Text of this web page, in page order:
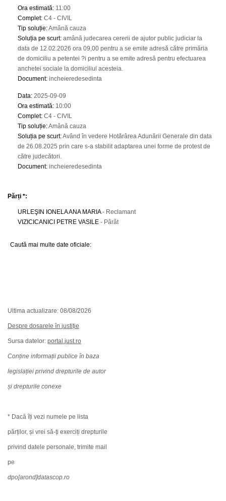
Ora estimată: 11:00
Complet: C4 - CIVIL
Tip soluție:Amână cauza
Soluția pe scurt: amână judecarea cererii de ajutor public judiciar la
data de 12.02.2026 ora 09,00 pentru a se emite adresă către primăria
de domiciliu a petentei ?i pentru a se emite adresă pentru efectuarea
anchetei sociale la domiciliul acesteia.
Document: incheieredesedinta
Data: 2025-09-09
Ora estimată: 10:00
Complet: C4 - CIVIL
Tip soluție:Amână cauza
Soluția pe scurt:Având în vedere Hotărârea Adunării Generale din data
de 26.08.2025 prin care s-a stabilit adaptarea unei forme de protest de
către judecători.
Document: incheieredesedinta
Părți *:
URLEŞIN IONELA ANA MARIA- Reclamant
VIZICICANICI PETRE VASILE - Pârât
Caută mai multe date oficiale:
Ultima actualizare: 08/08/2026
Despre dosarele în justiție
Sursa datelor: portal.just.ro
Conține informații publice în baza
legislației privind drepturile de autor
și drepturile conexe
* Dacă îți vezi numele pe lista
părților, și vrei să-ți exerciți drepturile
privind datele personale, trimite mail
pe
dpo[arond]datascop.ro